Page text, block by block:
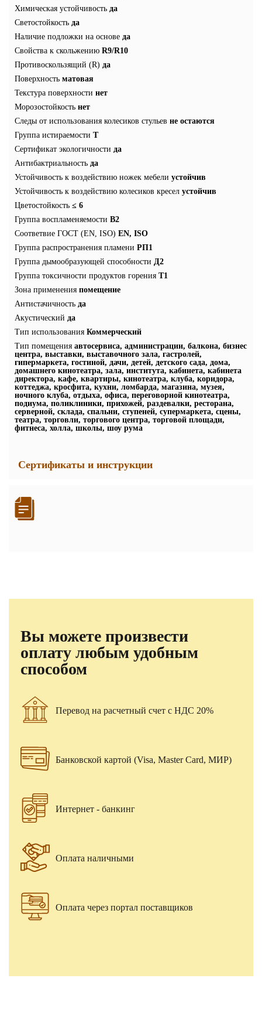
Химическая устойчивость да
Светостойкость да
Наличие подложки на основе да
Свойства к скольжению R9/R10
Противоскользящий (R) да
Поверхность матовая
Текстура поверхности нет
Морозостойкость нет
Следы от использования колесиков стульев не остаются
Группа истираемости T
Сертификат экологичности да
Антибактриальность да
Устойчивость к воздействию ножек мебели устойчив
Устойчивость к воздействию колесиков кресел устойчив
Цветостойкость ≤ 6
Группа воспламеняемости В2
Соответвие ГОСТ (EN, ISO) EN, ISO
Группа распространения пламени РП1
Группа дымообразующей способности Д2
Группа токсичности продуктов горения Т1
Зона применения помещение
Антистачичность да
Акустический да
Тип использования Коммерческий
Тип помещения автосервиса, администрации, балкона, бизнес
центра, выставки, выставочного зала, гастролей,
гипермаркета, гостиной, дачи, детей, детского сада, дома,
домашнего кинотеатра, зала, института, кабинета, кабинета
директора, кафе, квартиры, кинотеатра, клуба, коридора,
коттеджа, кросфита, кухни, ломбарда, магазина, музея,
ночного клуба, отдыха, офиса, переговорной кинотеатра,
подиума, поликлиники, прихожей, раздевалки, ресторана,
серверной, склада, спальни, ступеней, супермаркета, сцены,
театра, торговли, торгового центра, торговой площади,
фитнеса, холла, школы, шоу рума
Сертификаты и инструкции
Вы можете произвести
оплату любым удобным
способом
Перевод на расчетный счет с НДС 20%
Банковской картой (Visa, Master Card, МИР)
Интернет - банкинг
Оплата наличными
Оплата через портал поставщиков